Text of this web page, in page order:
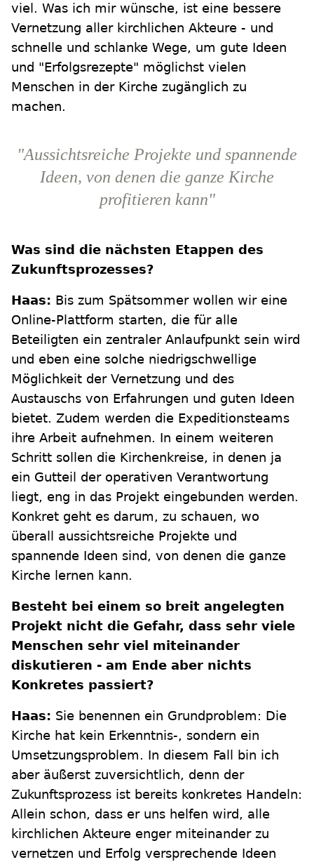
viel. Was ich mir wünsche, ist eine bessere
Vernetzung aller kirchlichen Akteure - und
schnelle und schlanke Wege, um gute Ideen
und "Erfolgsrezepte" möglichst vielen
Menschen in der Kirche zugänglich zu
machen.
"Aussichtsreiche Projekte und spannende
Ideen, von denen die ganze Kirche
profitieren kann"
Was sind die nächsten Etappen des
Zukunftsprozesses?
Haas: Bis zum Spätsommer wollen wir eine
Online-Plattform starten, die für alle
Beteiligten ein zentraler Anlaufpunkt sein wird
und eben eine solche niedrigschwellige
Möglichkeit der Vernetzung und des
Austauschs von Erfahrungen und guten Ideen
bietet. Zudem werden die Expeditionsteams
ihre Arbeit aufnehmen. In einem weiteren
Schritt sollen die Kirchenkreise, in denen ja
ein Gutteil der operativen Verantwortung
liegt, eng in das Projekt eingebunden werden.
Konkret geht es darum, zu schauen, wo
überall aussichtsreiche Projekte und
spannende Ideen sind, von denen die ganze
Kirche lernen kann.
Besteht bei einem so breit angelegten
Projekt nicht die Gefahr, dass sehr viele
Menschen sehr viel miteinander
diskutieren - am Ende aber nichts
Konkretes passiert?
Haas: Sie benennen ein Grundproblem: Die
Kirche hat kein Erkenntnis-, sondern ein
Umsetzungsproblem. In diesem Fall bin ich
aber äußerst zuversichtlich, denn der
Zukunftsprozess ist bereits konkretes Handeln:
Allein schon, dass er uns helfen wird, alle
kirchlichen Akteure enger miteinander zu
vernetzen und Erfolg versprechende Ideen